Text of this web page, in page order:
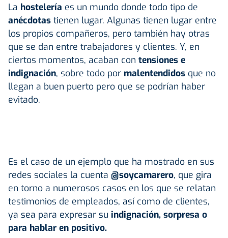
La hostelería es un mundo donde todo tipo de
anécdotas tienen lugar. Algunas tienen lugar entre
los propios compañeros, pero también hay otras
que se dan entre trabajadores y clientes. Y, en
ciertos momentos, acaban con tensiones e
indignación, sobre todo por malentendidos que no
llegan a buen puerto pero que se podrían haber
evitado.
Es el caso de un ejemplo que ha mostrado en sus
redes sociales la cuenta @soycamarero, que gira
en torno a numerosos casos en los que se relatan
testimonios de empleados, así como de clientes,
ya sea para expresar su indignación, sorpresa o
para hablar en positivo.